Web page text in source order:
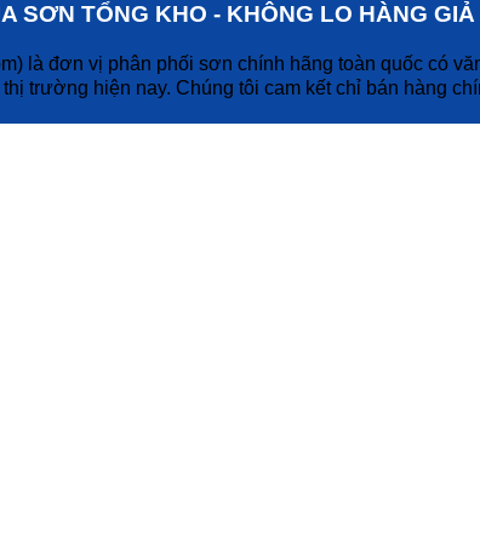
SƠN TỔNG KHO - KHÔNG LO HÀNG GIẢ
là đơn vị phân phối sơn chính hãng toàn quốc có
trường hiện nay. Chúng tôi cam kết chỉ bán hàng